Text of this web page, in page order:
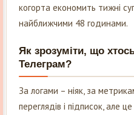
когорта економить тижні
найближчими 48 годинами.
Як зрозуміти, що
Телеграм?
За логами – ніяк, за
переглядів і підписок, але